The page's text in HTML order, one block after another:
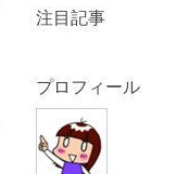
注目記事
プロフィール